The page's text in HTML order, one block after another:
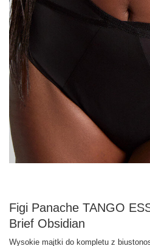
Figi Panache TANGO
Brief Obsidian
Wysokie majtki do kompletu z